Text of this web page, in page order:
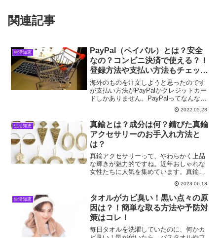
関連記事
生活知恵
PayPal（ペイパル）とは？安全
なの？コンビニ決済で使える？！
登録方法や支払い方法もチェッ
ク！
海外のものを注文しようと思ったのです
が支払い方法がPayPalかクレジットカー
ドしかありません。PayPalってなんな
の？安全なの？どうやって支払うんです
か？コンビニで利用できるって本当？世
界中で使われているオンライン決済サー
ビスPayPa...
2022.05.28
生活知恵
真鍮とは？成分は何？錆びた真鍮
アクセサリーのお手入れ方法と
は？
真鍮アクセサリーって、やわらかく上品
な輝きが魅力的ですね。近年おしゃれな
女性たちに人気を集めています。真鍮っ
てどんな素材？成分は？錆びた真鍮アク
セサリーの輝きを取り戻す方法ってある
の？等々よくわからない方がいるかと思
います。そこで今回は、真...
2023.06.13
生活知恵
タオルがカビ臭い！黒い点々の原
因は？！簡単な取る方法や予防対
策はコレ！
毎日タオルを洗濯していたのに、何かカ